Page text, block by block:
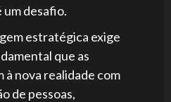
desafio.
estratégica exige
que as
à nova realidade com
de pessoas,